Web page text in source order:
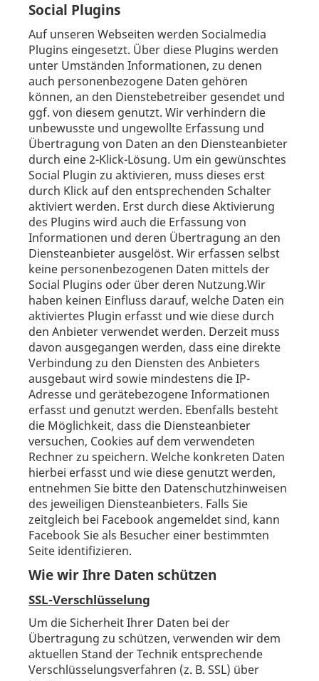
Social Plugins
Auf unseren Webseiten werden Socialmedia
Plugins eingesetzt. Über diese Plugins werden
unter Umständen Informationen, zu denen
auch personenbezogene Daten gehören
können, an den Dienstebetreiber gesendet und
ggf. von diesem genutzt. Wir verhindern die
unbewusste und ungewollte Erfassung und
Übertragung von Daten an den Diensteanbieter
durch eine 2-Klick-Lösung. Um ein gewünschtes
Social Plugin zu aktivieren, muss dieses erst
durch Klick auf den entsprechenden Schalter
aktiviert werden. Erst durch diese Aktivierung
des Plugins wird auch die Erfassung von
Informationen und deren Übertragung an den
Diensteanbieter ausgelöst. Wir erfassen selbst
keine personenbezogenen Daten mittels der
Social Plugins oder über deren Nutzung.Wir
haben keinen Einfluss darauf, welche Daten ein
aktiviertes Plugin erfasst und wie diese durch
den Anbieter verwendet werden. Derzeit muss
davon ausgegangen werden, dass eine direkte
Verbindung zu den Diensten des Anbieters
ausgebaut wird sowie mindestens die IP-
Adresse und gerätebezogene Informationen
erfasst und genutzt werden. Ebenfalls besteht
die Möglichkeit, dass die Diensteanbieter
versuchen, Cookies auf dem verwendeten
Rechner zu speichern. Welche konkreten Daten
hierbei erfasst und wie diese genutzt werden,
entnehmen Sie bitte den Datenschutzhinweisen
des jeweiligen Diensteanbieters. Falls Sie
zeitgleich bei Facebook angemeldet sind, kann
Facebook Sie als Besucher einer bestimmten
Seite identifizieren.
Wie wir Ihre Daten schützen
SSL-Verschlüsselung
Um die Sicherheit Ihrer Daten bei der
Übertragung zu schützen, verwenden wir dem
aktuellen Stand der Technik entsprechende
Verschlüsselungsverfahren (z. B. SSL) über